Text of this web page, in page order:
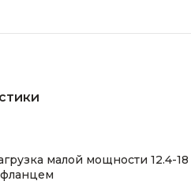
малой мощности 12.4-18